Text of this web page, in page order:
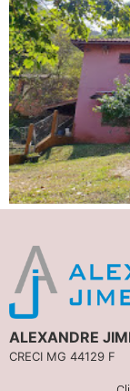
ALEXANDRE
CRECI MG 44129 F